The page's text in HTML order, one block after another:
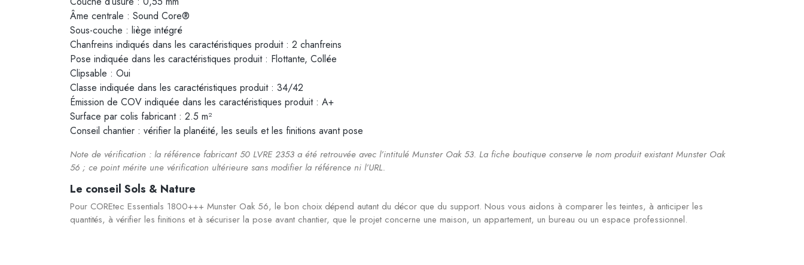
Âme centrale : Sound Core®
Sous-couche : liège intégré
Chanfreins indiqués dans les caractéristiques produit : 2 chanfreins
Pose indiquée dans les caractéristiques produit : Flottante, Collée
Clipsable : Oui
Classe indiquée dans les caractéristiques produit : 34/42
Émission de COV indiquée dans les caractéristiques produit : A+
Surface par colis fabricant : 2.5 m²
Conseil chantier : vérifier la planéité, les seuils et les finitions avant pose
Note de vérification : la référence fabricant 50 LVRE 2353 a été retrouvée avec l’intitulé Munster Oak 53. La fiche boutique conserve le nom produit existant Munster Oak
56 ; ce point mérite une vérification ultérieure sans modifier la référence ni l’URL.
Le conseil Sols & Nature
Pour COREtec Essentials 1800+++ Munster Oak 56, le bon choix dépend autant du décor que du support. Nous vous aidons à comparer les teintes, à anticiper les
quantités, à vérifier les finitions et à sécuriser la pose avant chantier, que le projet concerne une maison, un appartement, un bureau ou un espace professionnel.